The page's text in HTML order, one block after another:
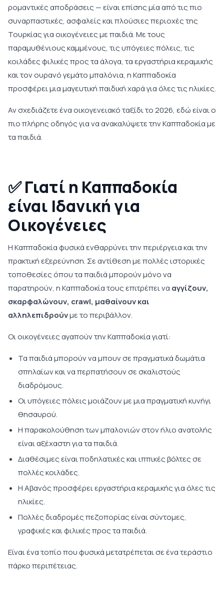
ρομαντικές αποδράσεις — είναι επίσης μία από τις πιο
συναρπαστικές, ασφαλείς και πλούσιες περιοχές της
Τουρκίας για οικογένειες με παιδιά. Με τους
παραμυθένιους καμμένους, τις υπόγειες πόλεις, τις
κοιλάδες φιλικές προς τα άλογα, τα εργαστήρια κεραμικής
και τον ουρανό γεμάτο μπαλόνια, η Καππαδοκία
προσφέρει μια μαγευτική παιδική χαρά για όλες τις ηλικίες.
Αν σχεδιάζετε ένα οικογενειακό ταξίδι το 2026, εδώ είναι ο
πιο πλήρης οδηγός για να ανακαλύψετε την Καππαδοκία με
τα παιδιά.
✅Γιατί η Καππαδοκία
είναι Ιδανική για
Οικογένειες
Η Καππαδοκία φυσικά ενθαρρύνει την περιέργεια και την
πρακτική εξερεύνηση. Σε αντίθεση με πολλές ιστορικές
τοποθεσίες όπου τα παιδιά μπορούν μόνο να
παρατηρούν, η Καππαδοκία τους επιτρέπει να αγγίζουν,
σκαρφαλώνουν, crawl, μαθαίνουν και
αλληλεπιδρούνμε το περιβάλλον.
Οι οικογένειες αγαπούν την Καππαδοκία γιατί:
Τα παιδιά μπορούν να μπουν σε πραγματικά δωμάτια
σπηλαίων και να περπατήσουν σε σκαλιστούς
διαδρόμους.
Οι υπόγειες πόλεις μοιάζουν με μια πραγματική κυνήγι
θησαυρού.
Η παρακολούθηση των μπαλονιών στον ήλιο ανατολής
είναι αξέχαστη για τα παιδιά.
Διαθέσιμες είναι ποδηλατικές και ιππικές βόλτες σε
πολλές κοιλάδες.
Η Αβανός προσφέρει εργαστήρια κεραμικής για όλες τις
ηλικίες.
Πολλές διαδρομές πεζοπορίας είναι σύντομες,
γραφικές και φιλικές προς τα παιδιά.
Είναι ένα τοπίο που φυσικά μετατρέπεται σε ένα τεράστιο
πάρκο περιπέτειας.